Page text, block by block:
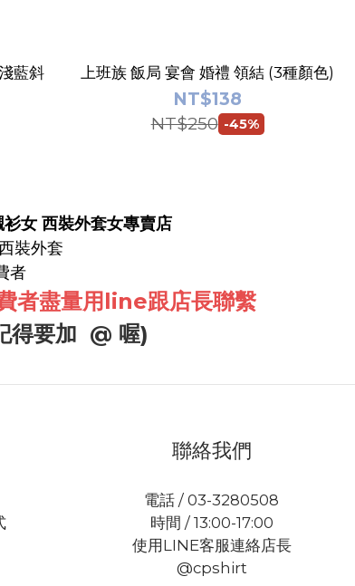
上班族 飯局 宴會 婚禮 領結 (3種顏色)
NT$138
NT$250 -45%
女 西裝外套女專賣店
裝外套
者
者盡量用line跟店長聯繫
要加 @ 喔)
聯絡我們
電話 / 03-3280508
時間 / 13:00-17:00
使用LINE客服連絡店長
@cpshirt